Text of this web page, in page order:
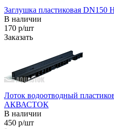
Заглушка пластиковая
В наличии
170 р/шт
Заказать
Лоток водоотводный
АКВАСТОК
В наличии
450 р/шт